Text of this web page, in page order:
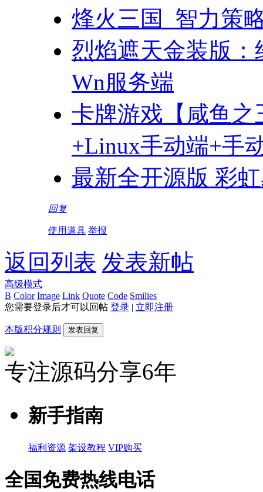
烽火三国_智力策
烈焰遮天金装版：
Wn服务端
卡牌游戏【咸鱼
+Linux手动端+手
最新全开源版 彩
回复
使用道具 举报
返回列表 发表新帖
高级模式
B Color Image Link Quote Code Smilies
您需要登录后才可以回帖 登录 | 立即注册
本版积分规则 发表回复
专注源码分享6年
新手指南
福利资源 架设教程 VIP购买
全国免费热线电话